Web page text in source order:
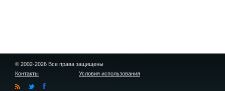
© 2002-2026 Все права защищены
Контакты
Условия использования